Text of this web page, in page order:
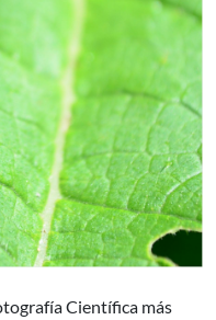
Científica más